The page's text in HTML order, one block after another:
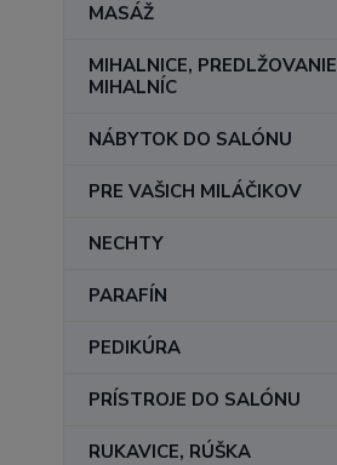
MASÁŽ
MIHALNICE, PREDLŽOVANIE
MIHALNÍC
NÁBYTOK DO SALÓNU
PRE VAŠICH MILÁČIKOV
NECHTY
PARAFÍN
PEDIKÚRA
PRÍSTROJE DO SALÓNU
RUKAVICE, RÚŠKA